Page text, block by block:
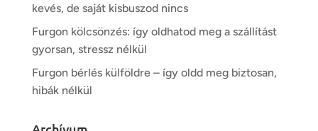
kevés, de saját kisbuszod nincs
Furgon kölcsönzés: így oldhatod meg a szállítást
gyorsan, stressz nélkül
Furgon bérlés külföldre – így oldd meg biztosan,
hibák nélkül